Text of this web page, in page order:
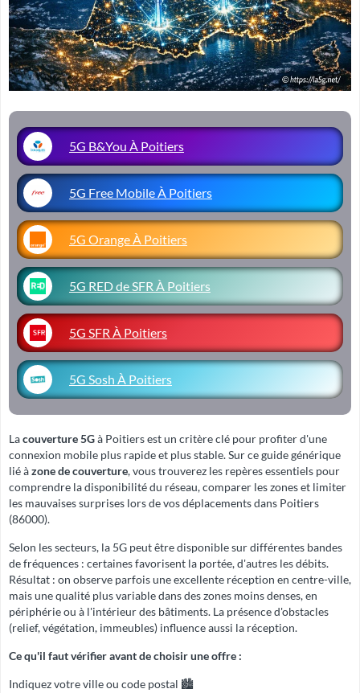
5G B&You À Poitiers
5G Free Mobile À Poitiers
5G Orange À Poitiers
5G RED de SFR À Poitiers
5G SFR À Poitiers
5G Sosh À Poitiers
Lacouverture 5Gà Poitiers est un critère clé pour profiter d'une
connexion mobile plus rapide et plus stable. Sur ce guide générique
lié àzone de couverture, vous trouverez les repères essentiels pour
comprendre la disponibilité du réseau, comparer les zones et limiter
les mauvaises surprises lors de vos déplacements dans Poitiers
(86000).
Selon les secteurs, la 5G peut être disponible sur différentes bandes
de fréquences : certaines favorisent la portée, d'autres les débits.
Résultat : on observe parfois une excellente réception en centre-ville,
mais une qualité plus variable dans des zones moins denses, en
périphérie ou à l'intérieur des bâtiments. La présence d'obstacles
(relief, végétation, immeubles) influence aussi la réception.
Ce qu'il faut vérifier avant de choisir une offre :
Indiquez votre ville ou code postal 🏙️